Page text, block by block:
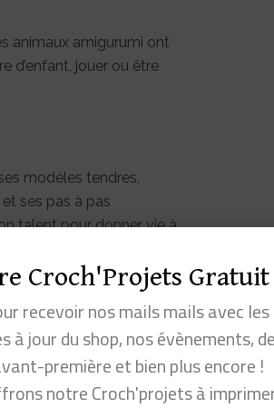
animaux amigurumi ont
d’enfant, jouer ou être
modèles tendres,
ses pas à pas
talent pour donner vie à
même quand on
ultra-faciles
Croch'Projets Gratuit
recevoir nos mails mails avec les
à jour du shop, nos évènements,
première et bien plus encore !
notre Croch'projets à